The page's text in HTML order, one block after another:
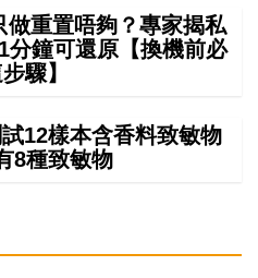
重置唔夠？專家揭私
分鐘可還原【換機前必
驟】
12樣本含香料致敏物
8種致敏物